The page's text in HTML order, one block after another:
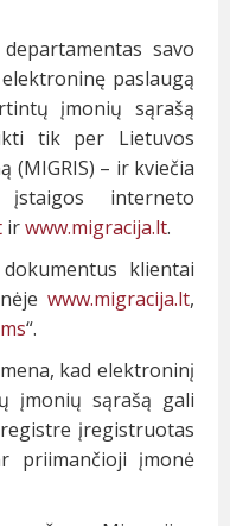
savo
paslaugą
įmonių sąrašą
tik per Lietuvos
(MIGRIS) – ir kviečia
interneto
irwww.migracija.lt.
klientai
www.migracija.lt,
“.
kad elektroninį
įmonių sąrašą gali
įregistruotas
priimančioji įmonė